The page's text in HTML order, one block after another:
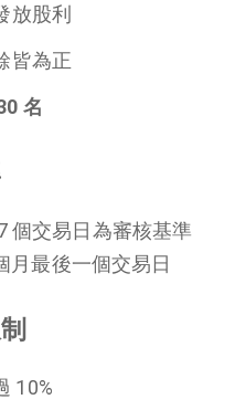
放股利
皆為正
名
個交易日為審核基準
月最後一個交易日
10%